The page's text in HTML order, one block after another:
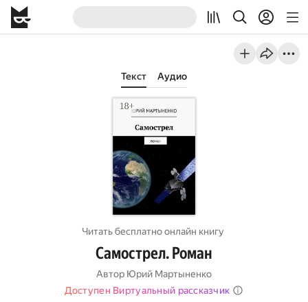
Текст Аудио
Читать бесплатно онлайн книгу
Самострел. Роман
Автор Юрий Мартыненко
Доступен Виртуальный рассказчик